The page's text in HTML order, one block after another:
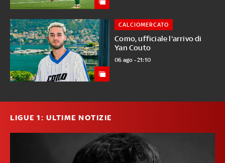
Como, ufficiale l'arrivo di
Yan Couto
CALCIOMERCATO
06 ago - 21:10
LIGUE 1: ULTIME NOTIZIE